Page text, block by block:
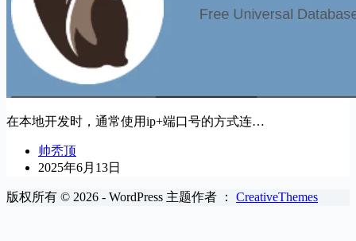
在本地开发时，通常使用ip+端口号的方式连…
帅秃顶
2025年6月13日
版权所有 © 2026 - WordPress 主题作者 ： CreativeThemes